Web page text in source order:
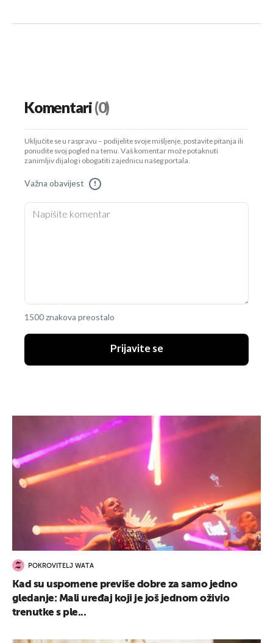
Komentari(0)
Uključite se u raspravu – podijelite svoje mišljenje, postavite pitanja ili
ponudite svoj pogled na temu. Vaš komentar može potaknuti
zanimljiv dijalog i obogatiti zajednicu našeg portala.
Važna obavijest !
1500 znakova preostalo
Prijavite se
POKROVITELJ WATA
Kad su uspomene previše dobre za samo jedno
gledanje: Mali uređaj koji je još jednom oživio
trenutke s ple...